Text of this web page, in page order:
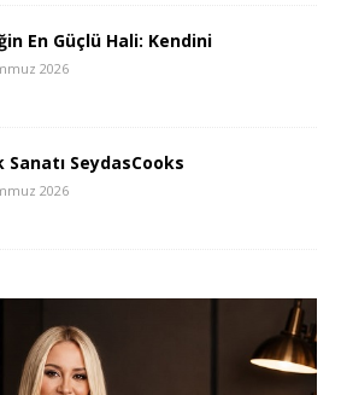
En Güçlü Hali: Kendini
2026
SeydasCooks
2026